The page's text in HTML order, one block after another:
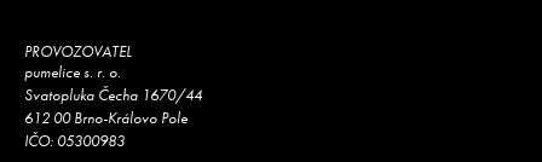
PROVOZOVATEL
pumelice s. r. o.
Svatopluka Čecha 1670/44
612 00 Brno-Královo Pole
IČO: 05300983